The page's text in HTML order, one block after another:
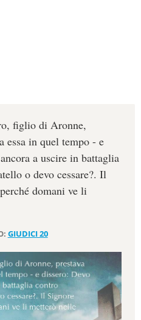
figlio di Aronne,
essa in quel tempo - e
a uscire in battaglia
o devo cessare?. Il
domani ve li
GIUDICI 20